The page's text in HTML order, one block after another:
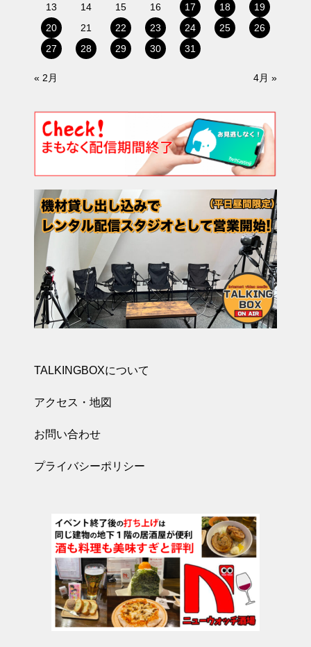
13
14 15 16 17 18
19
20
21 22 23 24 25
26
27
28 29 30 31
« 2月 4月 »
TALKINGBOXについて
アクセス・地図
お問い合わせ
プライバシーポリシー